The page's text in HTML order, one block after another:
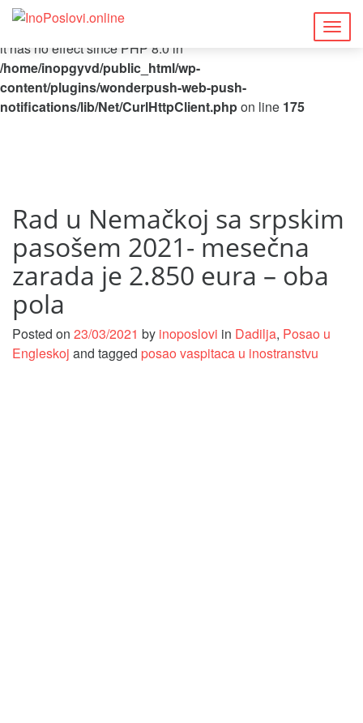
Deprecated: Function curl_close() is deprecated since 8.5, as
it has no effect since PHP 8.0 in
/home/inopgyvd/public_html/wp-
content/plugins/wonderpush-web-push-
notifications/lib/Net/CurlHttpClient.phpon line 175
Rad u Nemačkoj sa srpskim
pasošem 2021- mesečna
zarada je 2.850 eura – oba
pola
Posted on 23/03/2021 by inoposlovi in Dadilja, Posao u
Engleskoj and tagged posao vaspitaca u inostranstvu